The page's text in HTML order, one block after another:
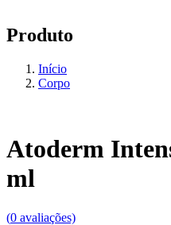
Produto
Início
Corpo
Atoderm
ml
(0 avaliações)